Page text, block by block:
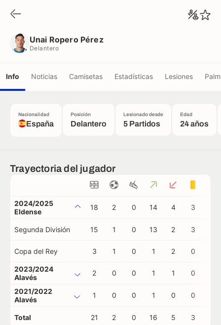
Unai Ropero Pérez
Delantero
Info Noticias Camisetas Estadísticas Lesiones
Nacionalidad
España
Posición
Delantero
Lesionado desde
5 Partidos
Edad
24 años
Trayectoria del jugador
2024/2025
Eldense
18 2 0 14 4 3
Segunda División 15 1 0 13 2 3
Copa del Rey 3 1 0 1 2 0
2023/2024
Alavés
2 0 0 1 1 0
2021/2022
Alavés
1 0 0 1 0 0
Total 21 2 0 16 5 3